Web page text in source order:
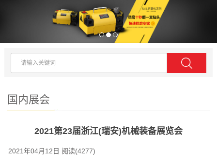
国内展会
2021第23届浙江(瑞安)机械装备展览会
2021年04月12日 阅读(4277)